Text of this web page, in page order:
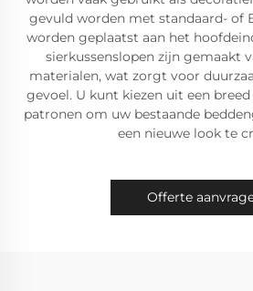
gevuld worden met standaard- of
worden geplaatst aan het
sierkussenslopen zijn gemaakt
materialen, wat zorgt voor
gevoel. U kunt kiezen uit een
patronen om uw bestaande
een nieuwe look te
Offerte